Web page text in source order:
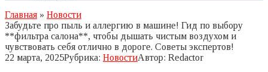
Главная » Новости
Забудьте про пыль и аллергию в машине! Гид по выбору
**фильтра салона**, чтобы дышать чистым воздухом и
чувствовать себя отлично в дороге. Советы экспертов!
22 марта, 2025Рубрика: НовостиАвтор: Redactor